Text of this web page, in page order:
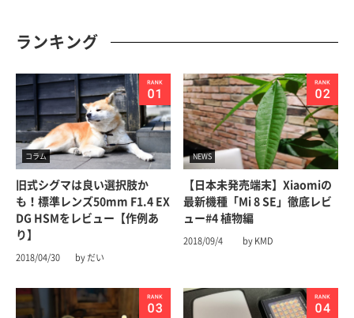
ランキング
コラム
旧式シグマは良い選択肢か
も！標準レンズ50mm F1.4 EX
DG HSMをレビュー【作例あ
り】
2018/04/30 by だい
NEWS
【日本未発売端末】Xiaomiの
最新機種「Mi 8 SE」徹底レビ
ュー#4 植物編
2018/09/4 by KMD